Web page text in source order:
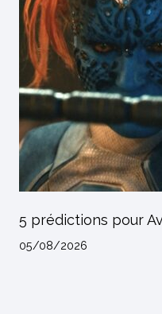
5 prédictions pour
05/08/2026